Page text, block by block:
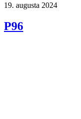
19. augusta 2024
P96